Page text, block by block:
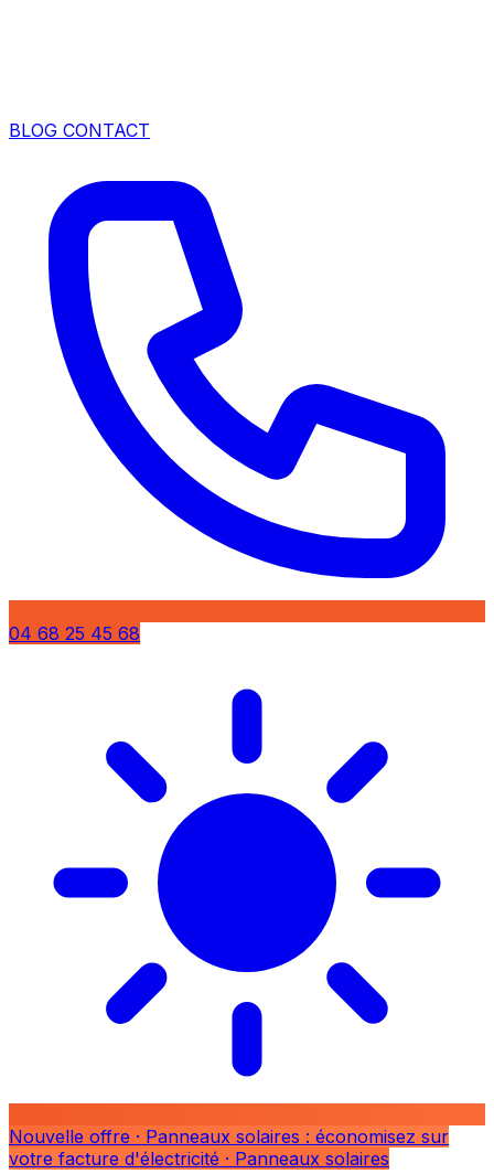
BLOG CONTACT
04 68 25 45 68
Nouvelle offre · Panneaux solaires : économisez sur
votre facture d'électricité · Panneaux solaires